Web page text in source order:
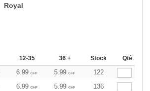
Royal
12-35 36 + Stock Qté
6.99 CHF 5.99 CHF
122
6.99 CHF 5.99 CHF
136